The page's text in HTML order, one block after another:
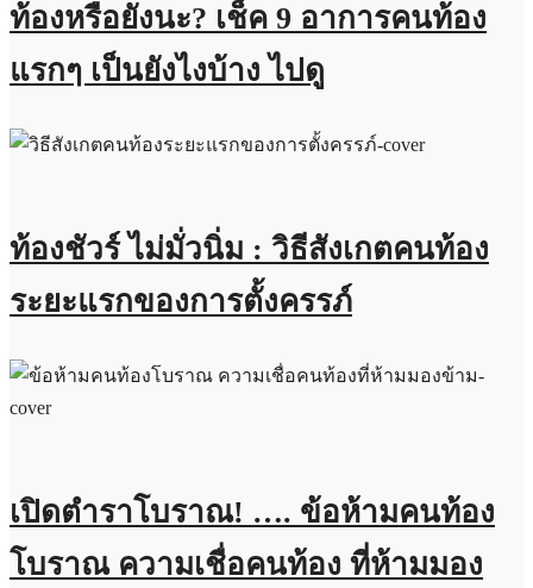
ท้องหรือยังนะ? เช็ค 9 อาการคนท้อง
แรกๆ เป็นยังไงบ้าง ไปดู
ท้องชัวร์ ไม่มั่วนิ่ม : วิธีสังเกตคนท้อง
ระยะแรกของการตั้งครรภ์
เปิดตำราโบราณ! …. ข้อห้ามคนท้อง
โบราณ ความเชื่อคนท้อง ที่ห้ามมอง